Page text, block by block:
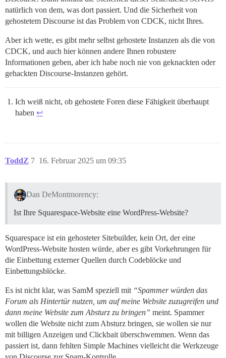
natürlich von dem, was dort passiert. Und die Sicherheit von
gehostetem Discourse ist das Problem von CDCK, nicht Ihres.
Aber ich wette, es gibt mehr selbst gehostete Instanzen als die von
CDCK, und auch hier können andere Ihnen robustere
Informationen geben, aber ich habe noch nie von geknackten oder
gehackten Discourse-Instanzen gehört.
Ich weiß nicht, ob gehostete Foren diese Fähigkeit überhaupt
haben ↩︎
ToddZ 16. Februar 2025 um 09:35
7
Dan DeMontmorency:
Ist Ihre Squarespace-Website eine WordPress-Website?
Squarespace ist ein gehosteter Sitebuilder, kein Ort, der eine
WordPress-Website hosten würde, aber es gibt Vorkehrungen für
die Einbettung externer Quellen durch Codeblöcke und
Einbettungsblöcke.
Es ist nicht klar, was SamM speziell mit “Spammer würden das
Forum als Hintertür nutzen, um auf meine Website zuzugreifen und
dann meine Website zum Absturz zu bringen” meint. Spammer
wollen die Website nicht zum Absturz bringen, sie wollen sie nur
mit billigen Anzeigen und Clickbait überschwemmen. Wenn das
passiert ist, dann fehlten Simple Machines vielleicht die Werkzeuge